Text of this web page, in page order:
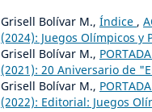
Grisell Bolívar M., Índice ,
(2024): Juegos Olímpicos y
Grisell Bolívar M., PORTADA
(2021): 20 Aniversario de
Grisell Bolívar M., PORTADA
(2022): Editorial: Juegos